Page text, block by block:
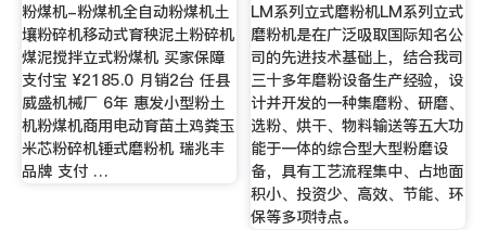
粉煤机-粉煤机全自动粉煤机土
壤粉碎机移动式育秧泥土粉碎机
煤泥搅拌立式粉煤机 买家保障
支付宝 ¥2185.0 月销2台 任县
威盛机械厂 6年 惠发小型粉土
机粉煤机商用电动育苗土鸡粪玉
米芯粉碎机锤式磨粉机 瑞兆丰
品牌 支付 …
LM系列立式磨粉机LM系列立式
磨粉机是在广泛吸取国际知名公
司的先进技术基础上，结合我司
三十多年磨粉设备生产经验，设
计并开发的一种集磨粉、研磨、
选粉、烘干、物料输送等五大功
能于一体的综合型大型粉磨设
备，具有工艺流程集中、占地面
积小、投资少、高效、节能、环
保等多项特点。